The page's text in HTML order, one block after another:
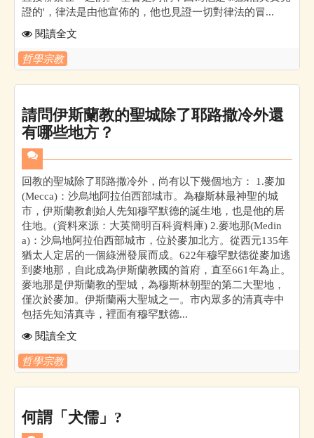
證的'，律法是由他宣佈的，他也見證一切對律法的冒...
閱讀全文
哲學宗教
請問伊斯蘭教的聖城除了耶路撒冷外還
有哪些地方？
回教的聖城除了耶路撒冷外，尚有以下幾個地方： 1.麥加
(Mecca)：沙烏地阿拉伯西部城市。為穆斯林最神聖的城
市，伊斯蘭教創始人先知穆罕默德的誕生地，也是他的居
住地。(資料來源：大英簡明百科資料庫) 2.麥地那(Medin
a)：沙烏地阿拉伯西部城市，位於麥加北方。從西元135年
猶太人定居的一個綠洲發展而成。622年穆罕默德從麥加逃
到麥地那，自此成為伊斯蘭教國的首府，直至661年為止。
麥地那是伊斯蘭教的聖城，為穆斯林朝聖的第二大聖地，
僅次於麥加。伊斯蘭兩大聖城之一。市內眾多的清真寺中
包括先知清真寺，裡面有穆罕默德...
閱讀全文
哲學宗教
何謂「犬儒」?